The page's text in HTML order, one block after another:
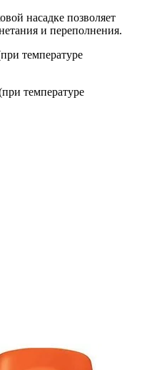
насадке позволяет
и переполнения.
температуре
температуре